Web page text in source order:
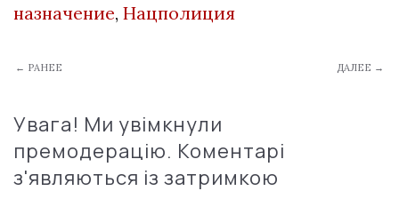
назначение, Нацполиция
← РАНЕЕ ДАЛЕЕ →
Увага! Ми увімкнули
премодерацію. Коментарі
з'являються із затримкою